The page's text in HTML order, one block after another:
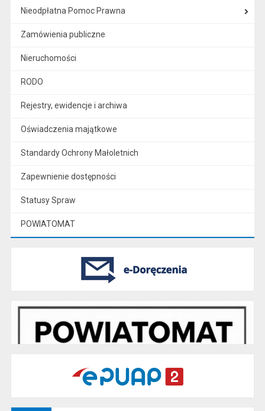
Nieodpłatna Pomoc Prawna
Zamówienia publiczne
Nieruchomości
RODO
Rejestry, ewidencje i archiwa
Oświadczenia majątkowe
Standardy Ochrony Małoletnich
Zapewnienie dostępności
Statusy Spraw
POWIATOMAT